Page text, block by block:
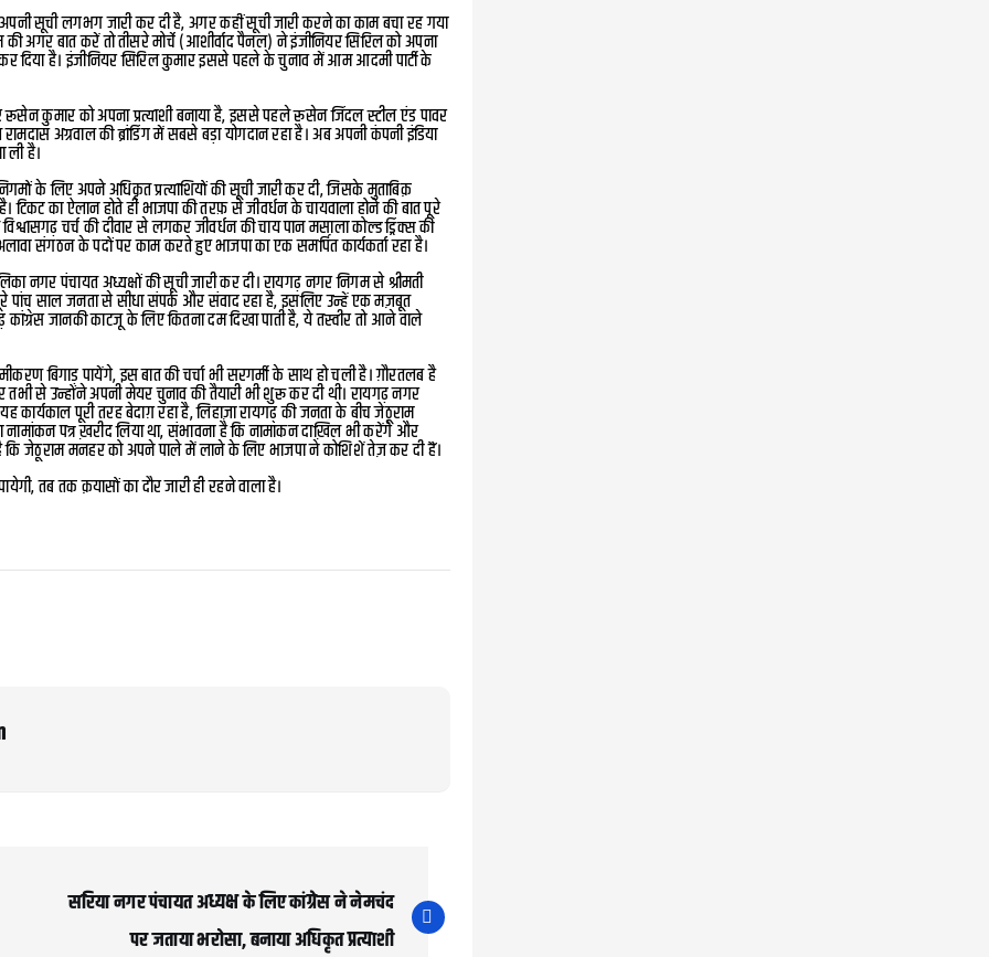
सूची लगभग जारी कर दी है, अगर कहीं सूची जारी करने का काम बचा रह गया
अगर बात करें तो तीसरे मोर्चे (आशीर्वाद पैनल) ने इंजीनियर सिरिल को अपना
कर दिया है। इंजीनियर सिरिल कुमार इससे पहले के चुनाव में आम आदमी पार्टी के
कुमार को अपना प्रत्याशी बनाया है, इससे पहले रूसेन जिंदल स्टील एंड पावर
अग्रवाल की ब्रांडिंग में सबसे बड़ा योगदान रहा है। अब अपनी कंपनी इंडिया
है।
के लिए अपने अधिकृत प्रत्याशियों की सूची जारी कर दी, जिसके मुताबिक़
टिकट का ऐलान होते ही भाजपा की तरफ़ से जीवर्धन के चायवाला होने की बात पूरे
चर्च की दीवार से लगकर जीवर्धन की चाय पान मसाला कोल्ड ड्रिंक्स की
संगठन के पदों पर काम करते हुए भाजपा का एक समर्पित कार्यकर्ता रहा है।
नगर पंचायत अध्यक्षों की सूची जारी कर दी। रायगढ़ नगर निगम से श्रीमती
पांच साल जनता से सीधा संपर्क और संवाद रहा है, इसलिए उन्हें एक मज़बूत
कांग्रेस जानकी काटजू के लिए कितना दम दिखा पाती है, ये तस्वीर तो आने वाले
बिगाड़ पायेंगे, इस बात की चर्चा भी सरगर्मी के साथ हो चली है। ग़ौरतलब है
से उन्होंने अपनी मेयर चुनाव की तैयारी भी शुरू कर दी थी। रायगढ़ नगर
पूरी तरह बेदाग़ रहा है, लिहाज़ा रायगढ़ की जनता के बीच जेठूराम
पत्र ख़रीद लिया था, संभावना है कि नामांकन दाख़िल भी करेंगे और
जेठूराम मनहर को अपने पाले में लाने के लिए भाजपा ने कोशिशें तेज़ कर दी हैं।
तब तक क़यासों का दौर जारी ही रहने वाला है।
सरिया नगर पंचायत अध्यक्ष के लिए कांग्रेस ने नेमचंद
पर जताया भरोसा, बनाया अधिकृत प्रत्याशी